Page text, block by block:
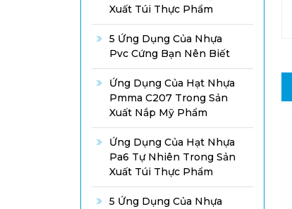
Xuất Túi Thực Phẩm
5 Ứng Dụng Của Nhựa
Pvc Cứng Bạn Nên Biết
Ứng Dụng Của Hạt Nhựa
Pmma C207 Trong Sản
Xuất Nắp Mỹ Phẩm
Ứng Dụng Của Hạt Nhựa
Pa6 Tự Nhiên Trong Sản
Xuất Túi Thực Phẩm
5 Ứng Dụng Của Nhựa